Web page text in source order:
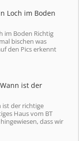
Loch im Boden
im Boden Richtig
bischen was
den Pics erkennt
ist der
ist der richtige
Haus vom BT
dass wir